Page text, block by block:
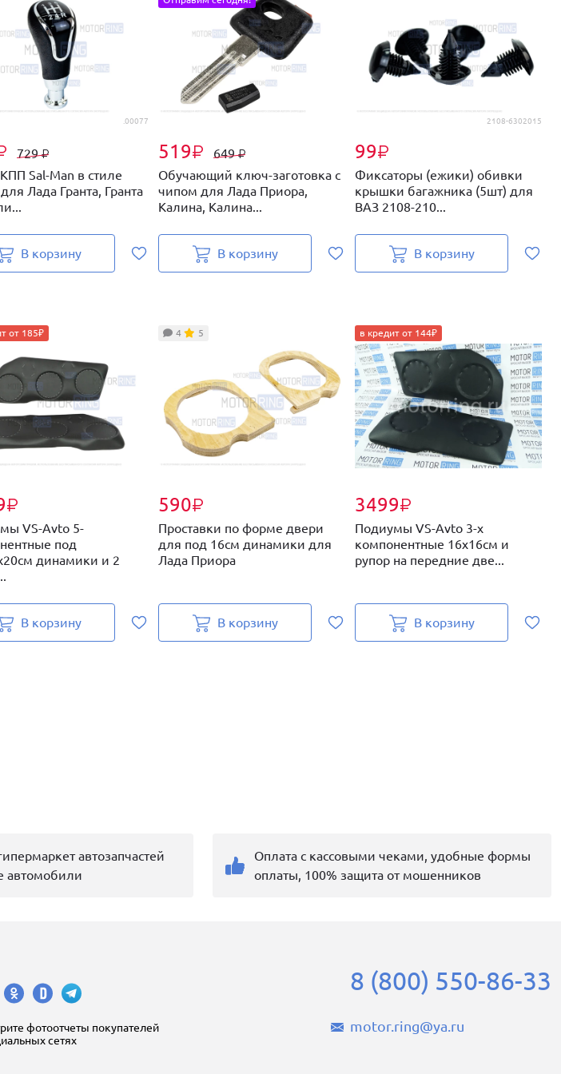
.00077
729₽
Sal-Man в стиле
Лада Гранта, Гранта
В корзину
519₽ 649₽
Обучающий ключ-заготовка с
чипом для Лада Приора,
Калина, Калина...
В корзину
2108-6302015
99₽
Фиксаторы (ежики) обивки
крышки багажника (5шт) для
ВАЗ 2108-210...
В корзину
₽
от 185₽
VS-Avto 5-
под
динамики и 2
В корзину
590₽
4 5
Проставки по форме двери
для под 16см динамики для
Лада Приора
В корзину
3499₽
в кредит от 144₽
Подиумы VS-Avto 3-х
компонентные 16х16см и
рупор на передние две...
В корзину
автозапчастей
автомобили
Оплата с кассовыми чеками, удобные формы
оплаты, 100% защита от мошенников
фотоотчеты покупателей
сетях
8 (800) 550-86-33
motor.ring@ya.ru